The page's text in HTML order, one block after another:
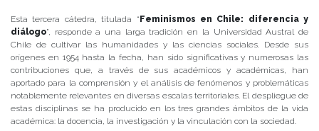
Esta tercera cátedra, titulada “ Feminismos en Chile: diferencia y
diálogo”, responde a una larga tradición en la Universidad Austral de
Chile de cultivar las humanidades y las ciencias sociales. Desde sus
orígenes en 1954 hasta la fecha, han sido significativas y numerosas las
contribuciones que, a través de sus académicos y académicas, han
aportado para la comprensión y el análisis de fenómenos y problemáticas
notablemente relevantes en diversas escalas territoriales. El despliegue de
estas disciplinas se ha producido en los tres grandes ámbitos de la vida
académica: la docencia, la investigación y la vinculación con la sociedad.